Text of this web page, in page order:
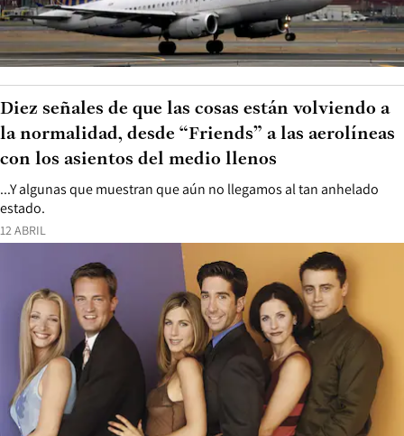
12 ABRIL
...Y algunas que muestran que aún no llegamos al tan anhelado
estado.
Diez señales de que las cosas están volviendo a
la normalidad, desde “Friends” a las aerolíneas
con los asientos del medio llenos